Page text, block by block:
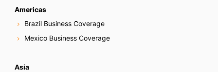
Americas
Brazil Business Coverage
Mexico Business Coverage
Asia